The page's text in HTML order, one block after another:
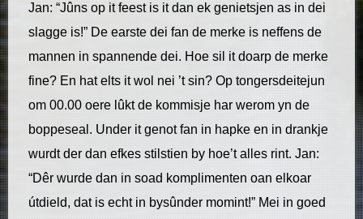
Jan: “Jûns op it feest is it dan ek genietsjen as in dei
slagge is!” De earste dei fan de merke is neffens de
mannen in spannende dei. Hoe sil it doarp de merke
fine? En hat elts it wol nei ’t sin? Op tongersdeitejun
om 00.00 oere lûkt de kommisje har werom yn de
boppeseal. Under it genot fan in hapke en in drankje
wurdt der dan efkes stilstien by hoe’t alles rint. Jan:
“Dêr wurde dan in soad komplimenten oan elkoar
útdield, dat is echt in bysûnder momint!” Mei in goed